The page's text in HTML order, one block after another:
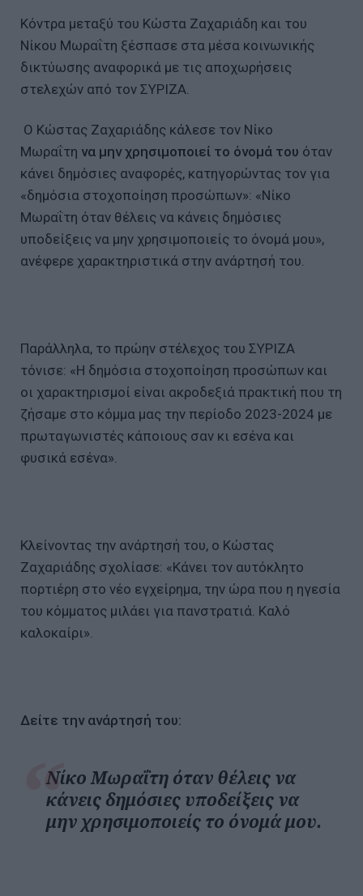
Κόντρα μεταξύ του Κώστα Ζαχαριάδη και του
Νίκου Μωραΐτη ξέσπασε στα μέσα κοινωνικής
δικτύωσης αναφορικά με τις αποχωρήσεις
στελεχών από τον ΣΥΡΙΖΑ.
Ο Κώστας Ζαχαριάδης κάλεσε τον Νίκο
Μωραΐτη να μην χρησιμοποιεί το όνομά του όταν
κάνει δημόσιες αναφορές, κατηγορώντας τον για
«δημόσια στοχοποίηση προσώπων»: «Νίκο
Μωραΐτη όταν θέλεις να κάνεις δημόσιες
υποδείξεις να μην χρησιμοποιείς το όνομά μου»,
ανέφερε χαρακτηριστικά στην ανάρτησή του.
Παράλληλα, το πρώην στέλεχος του ΣΥΡΙΖΑ
τόνισε: «Η δημόσια στοχοποίηση προσώπων και
οι χαρακτηρισμοί είναι ακροδεξιά πρακτική που τη
ζήσαμε στο κόμμα μας την περίοδο 2023-2024 με
πρωταγωνιστές κάποιους σαν κι εσένα και
φυσικά εσένα».
Κλείνοντας την ανάρτησή του, ο Κώστας
Ζαχαριάδης σχολίασε: «Κάνει τον αυτόκλητο
πορτιέρη στο νέο εγχείρημα, την ώρα που η ηγεσία
του κόμματος μιλάει για πανστρατιά. Καλό
καλοκαίρι».
Δείτε την ανάρτησή του:
Νίκο Μωραΐτη όταν θέλεις να
κάνεις δημόσιες υποδείξεις να
μην χρησιμοποιείς το όνομά μου.